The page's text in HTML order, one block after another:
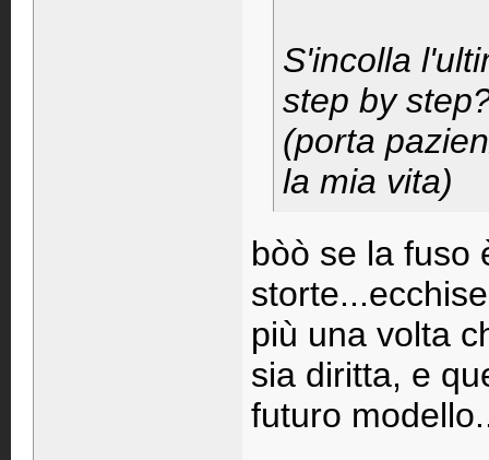
S'incolla
step by
(porta
la mia vita)
bòò se la fuso
più una volta
sia diritta, e
futuro